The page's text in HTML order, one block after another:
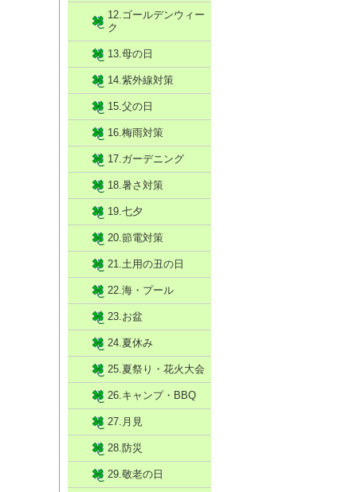
12.ゴールデンウィー
ク
13.母の日
14.紫外線対策
15.父の日
16.梅雨対策
17.ガーデニング
18.暑さ対策
19.七夕
20.節電対策
21.土用の丑の日
22.海・プール
23.お盆
24.夏休み
25.夏祭り・花火大会
26.キャンプ・BBQ
27.月見
28.防災
29.敬老の日